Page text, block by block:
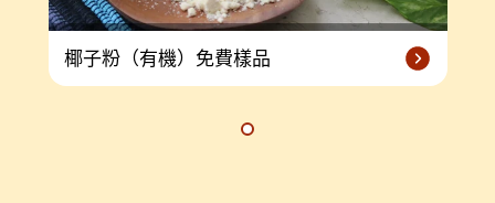
椰子粉（有機）免費樣品